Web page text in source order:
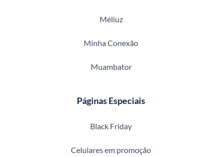
Méliuz
Minha Conexão
Muambator
Páginas Especiais
Black Friday
Celulares em promoção